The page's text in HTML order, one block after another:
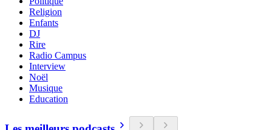
Religion
Enfants
DJ
Rire
Radio Campus
Interview
Noël
Musique
Education